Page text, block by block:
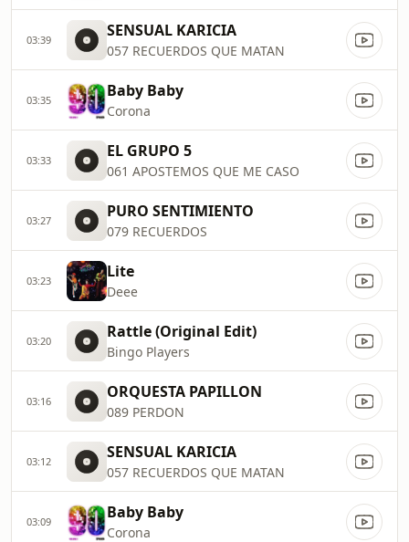
03:39 SENSUAL KARICIA
057 RECUERDOS QUE MATAN
03:35 Baby Baby
Corona
03:33 EL GRUPO 5
061 APOSTEMOS QUE ME CASO
03:27 PURO SENTIMIENTO
079 RECUERDOS
03:23 Lite
Deee
03:20 Rattle (Original Edit)
Bingo Players
03:16 ORQUESTA PAPILLON
089 PERDON
03:12 SENSUAL KARICIA
057 RECUERDOS QUE MATAN
03:09 Baby Baby
Corona